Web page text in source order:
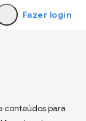
Fazer login
conteúdos para